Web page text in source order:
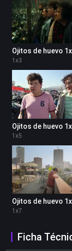
Ojitos de huevo
1 x3
Ojitos de huevo
1 x5
Ojitos de huevo
1 x7
Ficha